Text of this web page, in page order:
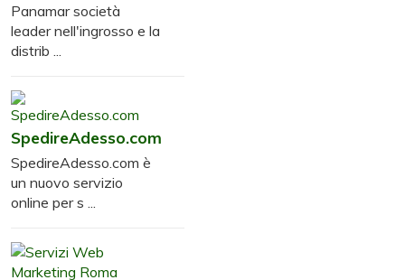
Panamar società
leader nell'ingrosso e la
distrib ...
SpedireAdesso.com
SpedireAdesso.com è
un nuovo servizio
online per s ...